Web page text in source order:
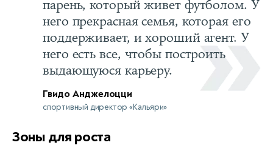
парень, который живет футболом. У
него прекрасная семья, которая его
поддерживает, и хороший агент. У
него есть все, чтобы построить
выдающуюся карьеру.
Гвидо Анджелоцци
спортивный директор «Кальяри»
Зоны для роста